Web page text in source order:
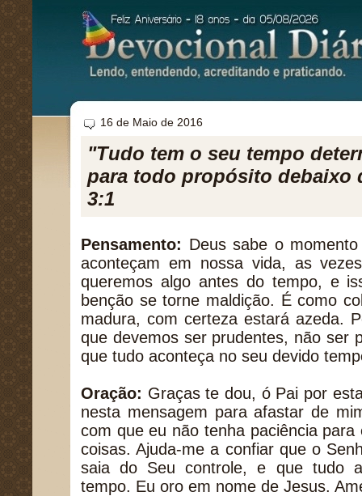
16 de Maio de 2016
"Tudo tem o seu tempo
para todo propósito debaixo
3:1
Pensamento: Deus sabe o
aconteçam em nossa vida, as
queremos algo antes do tempo, e
benção se torne maldição. É como
madura, com certeza estará azeda.
que devemos ser prudentes, não ser
que tudo aconteça no seu devido
Oração: Graças te dou, ó Pai por
nesta mensagem para afastar de
com que eu não tenha paciência
coisas. Ajuda-me a confiar que o
saia do Seu controle, e que tudo
tempo. Eu oro em nome de Jesus.